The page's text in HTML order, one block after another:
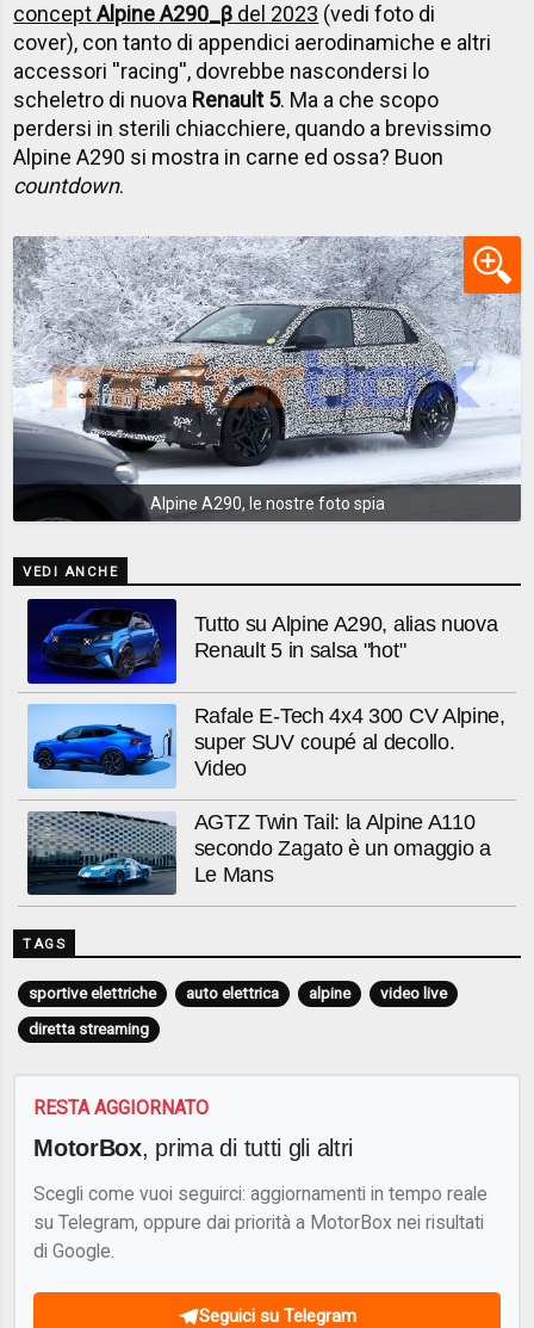
conceptAlpine A290_β del 2023 (vedi foto di
cover), con tanto di appendici aerodinamiche e altri
accessori ''racing'', dovrebbe nascondersi lo
scheletro di nuova Renault 5. Ma a che scopo
perdersi in sterili chiacchiere, quando a brevissimo
Alpine A290 si mostra in carne ed ossa? Buon
countdown.
Alpine A290, le nostre foto spia
VEDI ANCHE
Tutto su Alpine A290, alias nuova
Renault 5 in salsa "hot"
Rafale E-Tech 4x4 300 CV Alpine,
super SUV coupé al decollo.
Video
AGTZ Twin Tail: la Alpine A110
secondo Zagato è un omaggio a
Le Mans
TAGS
sportive elettriche auto elettrica alpine
video live
diretta streaming
RESTA AGGIORNATO
MotorBox, prima di tutti gli altri
Scegli come vuoi seguirci: aggiornamenti in tempo reale
su Telegram, oppure dai priorità a MotorBox nei risultati
di Google.
Seguici su Telegram